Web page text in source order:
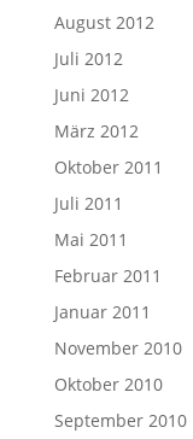
August 2012
Juli 2012
Juni 2012
März 2012
Oktober 2011
Juli 2011
Mai 2011
Februar 2011
Januar 2011
November 2010
Oktober 2010
September 2010